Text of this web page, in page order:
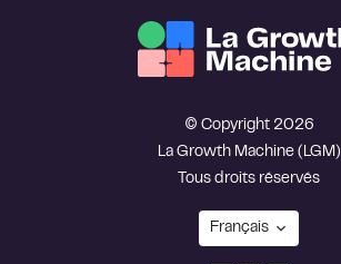
© Copyright 2026
La Growth Machine (LGM)
Tous droits réservés